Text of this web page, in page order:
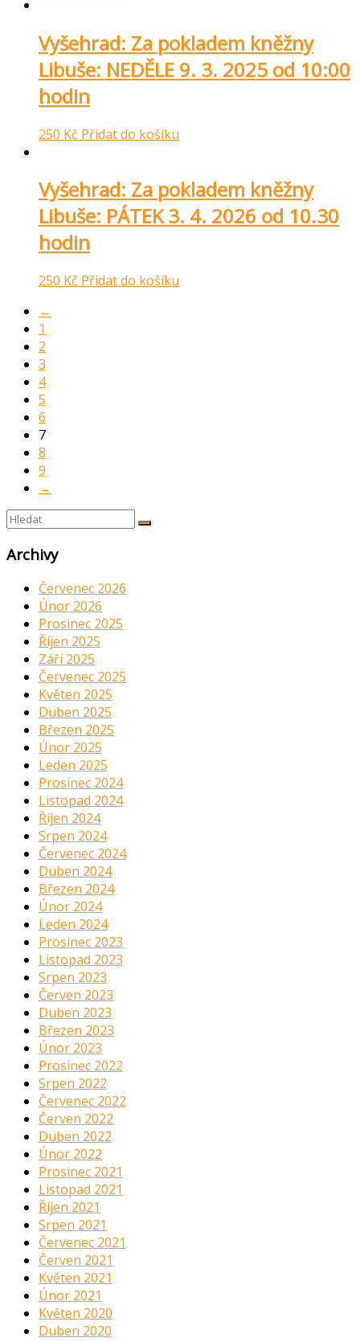
Vyšehrad: Za pokladem kněžny
Libuše: NEDĚLE 9. 3. 2025 od 10:00
hodin
250 Kč Přidat do košíku
Vyšehrad: Za pokladem kněžny
Libuše: PÁTEK 3. 4. 2026 od 10.30
hodin
250 Kč Přidat do košíku
←
1
2
3
4
5
6
7
8
9
→
Archivy
Červenec 2026
Únor 2026
Prosinec 2025
Říjen 2025
Září 2025
Červenec 2025
Květen 2025
Duben 2025
Březen 2025
Únor 2025
Leden 2025
Prosinec 2024
Listopad 2024
Říjen 2024
Srpen 2024
Červenec 2024
Duben 2024
Březen 2024
Únor 2024
Leden 2024
Prosinec 2023
Listopad 2023
Srpen 2023
Červen 2023
Duben 2023
Březen 2023
Únor 2023
Prosinec 2022
Srpen 2022
Červenec 2022
Červen 2022
Duben 2022
Únor 2022
Prosinec 2021
Listopad 2021
Říjen 2021
Srpen 2021
Červenec 2021
Červen 2021
Květen 2021
Únor 2021
Květen 2020
Duben 2020